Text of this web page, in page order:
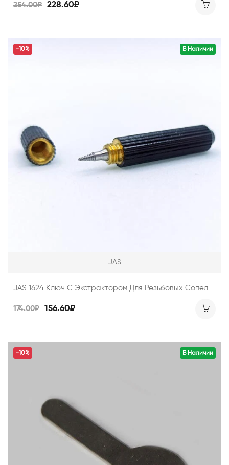
254.00₽ 228.60₽
В Наличии
-10%
JAS
JAS 1624 Ключ С Экстрактором Для Резьбовых Сопел
174.00₽ 156.60₽
В Наличии
-10%